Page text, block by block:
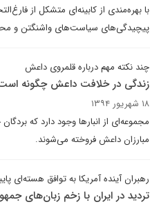
با بهره‌مندی از کابینه‌ای متشکل از
پیچیدگی‌های سیاست‌های واشنگتن و
چند نکته مهم درباره قلمروی داعش
زندگی در خلافت داعش چگونه
۱۸ شهریور ۱۳۹۴
مبارزان داعش فروخته می‌شوند.
رهبران آینده آمریکا به توافق هسته‌ای
تردید در ایران با زخم زبان‌های